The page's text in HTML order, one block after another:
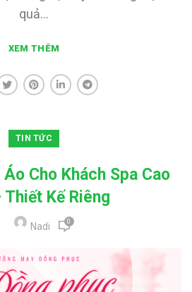
quả...
XEM THÊM
TIN TỨC
Áo Cho Khách Spa Cao
Thiết Kế Riêng
Nadi 0